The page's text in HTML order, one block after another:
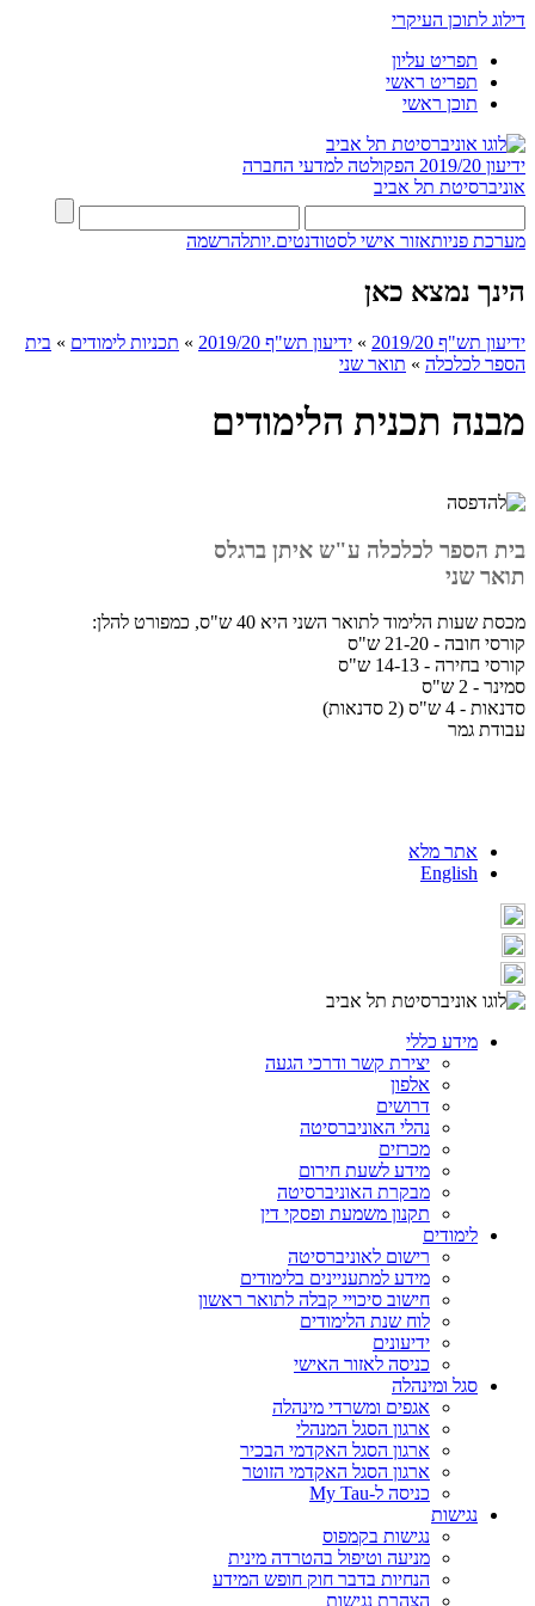
דילוג לתוכן העיקרי
תפריט עליון
תפריט ראשי
תוכן ראשי
ידיעון 2019/20
הפקולטה למדעי החברה
אוניברסיטת תל אביב
מערכת פניותאזור אישי לסטודנטים.יותלהרשמה
הינך נמצא כאן
ידיעון תש"ף 2019/20 » ידיעון תש"ף 2019/20 » תכניות לימודים » בית
הספר לכלכלה » תואר שני
מבנה תכנית הלימודים
בית הספר לכלכלה ע"ש איתן ברגלס
תואר שני
מכסת שעות הלימוד לתואר השני היא 40 ש"ס, כמפורט להלן:
קורסי חובה - 21-20 ש"ס
קורסי בחירה - 14-13 ש"ס
סמינר - 2 ש"ס
סדנאות - 4 ש"ס (2 סדנאות)
עבודת גמר
אתר מלא
English
מידע כללי
יצירת קשר ודרכי הגעה
אלפון
דרושים
נהלי האוניברסיטה
מכרזים
מידע לשעת חירום
מבקרת האוניברסיטה
תקנון משמעת ופסקי דין
לימודים
רישום לאוניברסיטה
מידע למתעניינים בלימודים
חישוב סיכויי קבלה לתואר ראשון
לוח שנת הלימודים
ידיעונים
כניסה לאזור האישי
סגל ומינהלה
אגפים ומשרדי מינהלה
ארגון הסגל המנהלי
ארגון הסגל האקדמי הבכיר
ארגון הסגל האקדמי הזוטר
כניסה ל-My Tau
נגישות
נגישות בקמפוס
מניעה וטיפול בהטרדה מינית
הנחיות בדבר חוק חופש המידע
הצהרת נגישות